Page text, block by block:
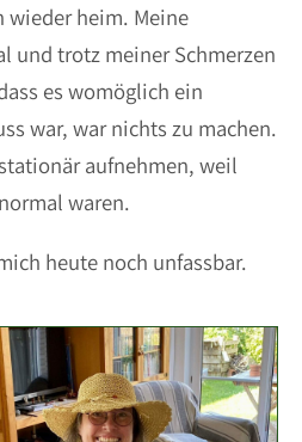
wieder heim. Meine
und trotz meiner Schmerzen
es womöglich ein
war, war nichts zu machen.
aufnehmen, weil
waren.
heute noch unfassbar.